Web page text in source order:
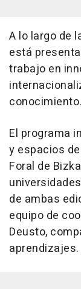
A lo largo de
está
trabajo en
conocimiento.
El programa
y espacios
Foral de
de ambas
equipo de
Deusto,
aprendizajes.